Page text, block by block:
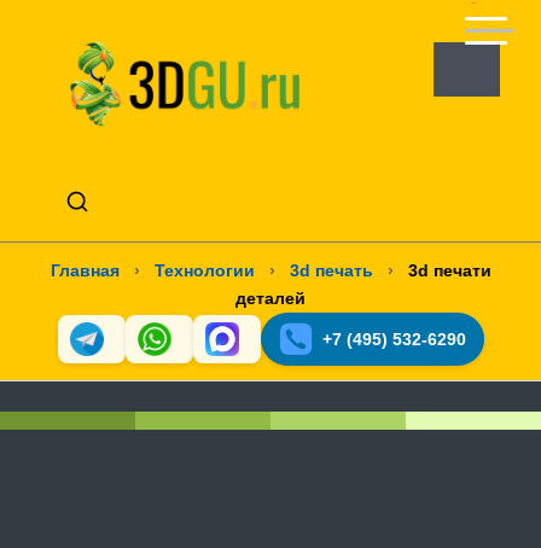
Главная › Технологии › 3d печать ›
3d печати
деталей
+7 (495) 532-6290